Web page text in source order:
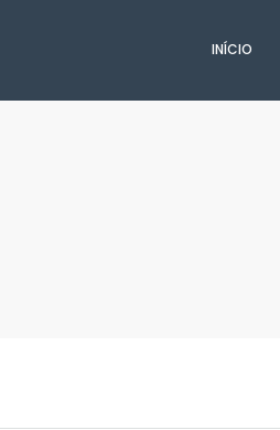
INÍCIO